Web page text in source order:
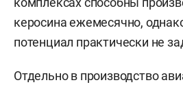
керосина ежемесячно,
потенциал практически не
Отдельно в производство